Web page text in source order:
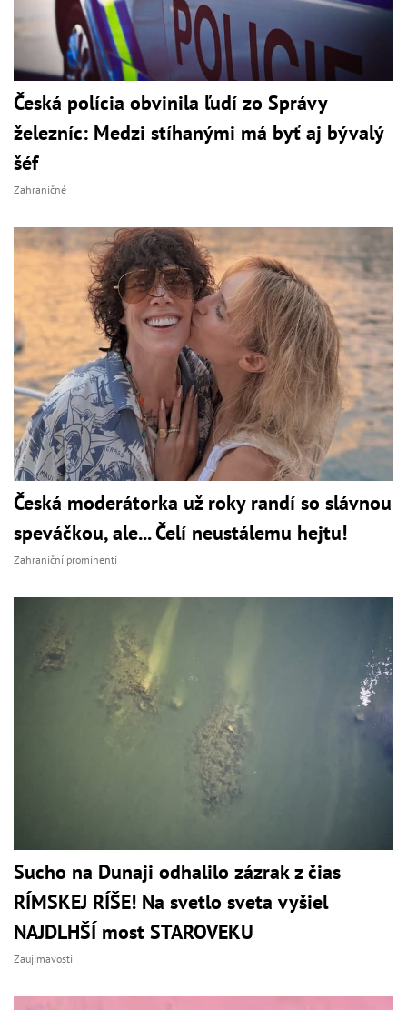
Česká polícia obvinila ľudí zo Správy
železníc: Medzi stíhanými má byť aj bývalý
šéf
Zahraničné
Česká moderátorka už roky randí so slávnou
speváčkou, ale... Čelí neustálemu hejtu!
Zahraniční prominenti
Sucho na Dunaji odhalilo zázrak z čias
RÍMSKEJ RÍŠE! Na svetlo sveta vyšiel
NAJDLHŠÍ most STAROVEKU
Zaujímavosti